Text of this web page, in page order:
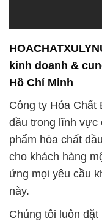
kinh doanh &
Hồ Chí Minh
Công ty Hóa
đầu trong lĩnh vực
phẩm hóa chất
cho khách hàng
ứng mọi yêu cầu
này.
Chúng tôi luôn